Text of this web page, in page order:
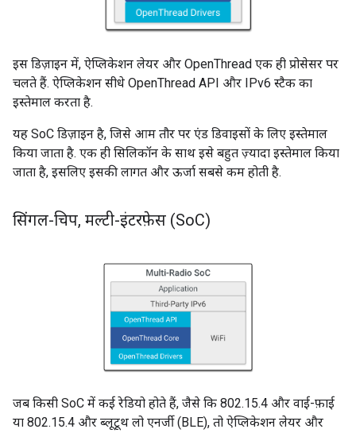
इस डिज़ाइन में, ऐप्लिकेशन लेयर और OpenThread एक ही प्रोसेसर पर
चलते हैं. ऐप्लिकेशन सीधे OpenThread API और IPv6 स्टैक का
इस्तेमाल करता है.
यह SoC डिज़ाइन है, जिसे आम तौर पर एंड डिवाइसों के लिए इस्तेमाल
किया जाता है. एक ही सिलिकॉन के साथ इसे बहुत ज़्यादा इस्तेमाल किया
जाता है, इसलिए इसकी लागत और ऊर्जा सबसे कम होती है.
सिंगल-चिप, मल्टी-इंटरफ़ेस (SoC)
जब किसी SoC में कई रेडियो होते हैं, जैसे कि 802.15.4 और वाई-फ़ाई
या 802.15.4 और ब्लूटूथ लो एनर्जी (BLE), तो ऐप्लिकेशन लेयर और